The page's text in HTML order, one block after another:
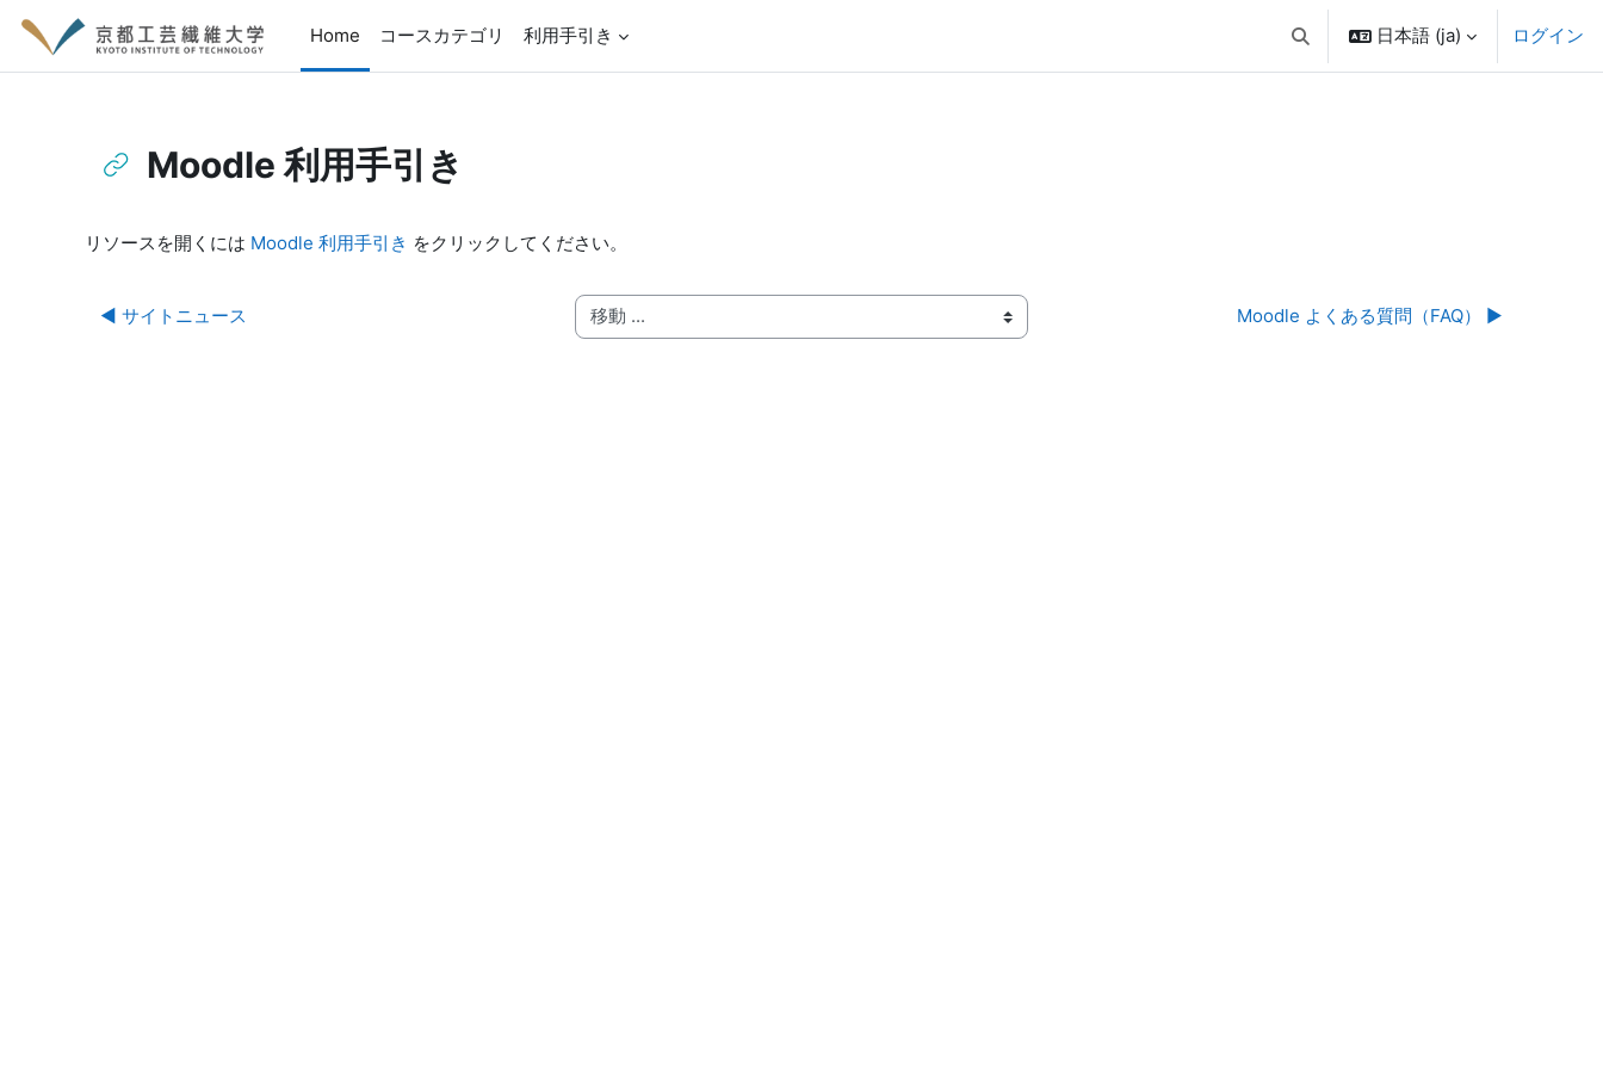
Home
コースカテゴリ 利用手引き 検索入力に切り替える
日本語 ‎(ja)‎ ログイン
Moodle 利用手引き
リソースを開くには Moodle 利用手引き をクリックしてください。
◀︎ サイトニュース 移動 ... Moodle よくある質問（FAQ） ▶︎